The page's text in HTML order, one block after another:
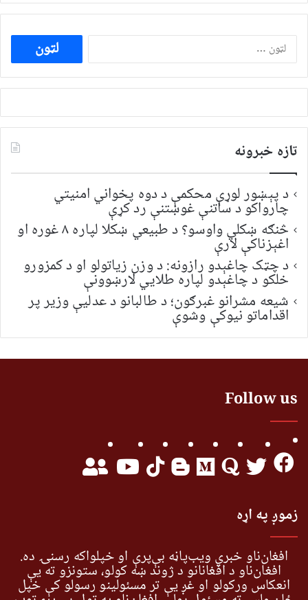
ددی
لپاره
لټون:
تازه خبرونه
د پېښور لوړې محکمې د دوه پخواني امنیتي
چارواکو د ساتنې غوښتنې رد کړې
څنګه ښکلي واوسو؟ د طبیعي ښکلا لپاره ۸ غوره او
اغېزناکې لارې
د چټک چاغېدو رازونه: د وزن زیاتولو او د کمزورو
خلکو د چاغېدو لپاره طلایي لارښوونې
شیعه مشرانو غبرګون؛ د طالبانو د عدلیې وزیر پر
اقداماتو نیوکې وشوې
Follow us
زموږ په اړه
افغان‌ناو خبري ویب‌پاڼه بې‌پرې او خپلواکه رسنۍ ده.
افغان‌ناو د افغانانو د ژوند ښه کولو، ستونزو ته یې
انعکاس ورکولو او غږ یې تر مسئولینو رسولو کې خپل